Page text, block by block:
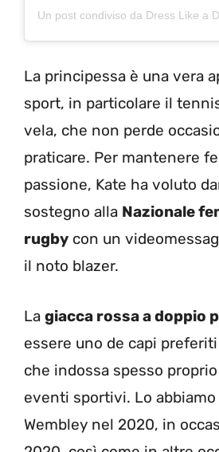
La principessa è una vera
sport, in particolare il
vela, che non perde
praticare. Per mantenere
passione, Kate ha voluto
sostegno alla Nazionale
rugby con un
il noto blazer.
La giacca rossa a doppio
essere uno de capi
che indossa spesso
eventi sportivi. Lo
Wembley nel 2020, in